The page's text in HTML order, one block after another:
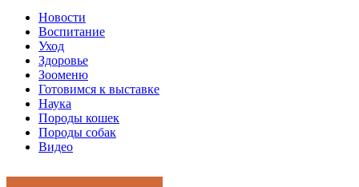
Новости
Воспитание
Уход
Здоровье
Зооменю
Готовимся к выставке
Наука
Породы кошек
Породы собак
Видео